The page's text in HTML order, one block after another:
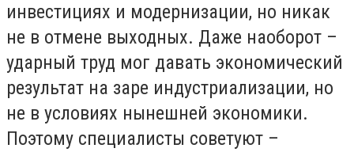
инвестициях и модернизации, но никак
не в отмене выходных. Даже наоборот –
ударный труд мог давать экономический
результат на заре индустриализации, но
не в условиях нынешней экономики.
Поэтому специалисты советуют –